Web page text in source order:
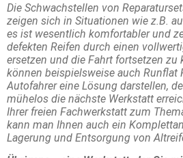
Die Schwachstellen von
zeigen sich in Situationen wie z.B.
es ist wesentlich komfortabler und
defekten Reifen durch einen
ersetzen und die Fahrt fortsetzen zu
können beispielsweise auch Runflat
Autofahrer eine Lösung darstellen,
mühelos die nächste Werkstatt
Ihrer freien Fachwerkstatt zum
kann man Ihnen auch ein
Lagerung und Entsorgung von